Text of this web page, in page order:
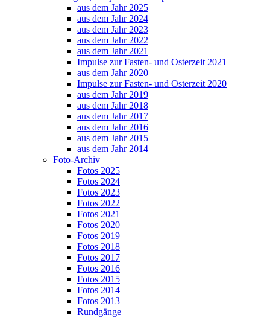
aus dem Jahr 2025
aus dem Jahr 2024
aus dem Jahr 2023
aus dem Jahr 2022
aus dem Jahr 2021
Impulse zur Fasten- und Osterzeit 2021
aus dem Jahr 2020
Impulse zur Fasten- und Osterzeit 2020
aus dem Jahr 2019
aus dem Jahr 2018
aus dem Jahr 2017
aus dem Jahr 2016
aus dem Jahr 2015
aus dem Jahr 2014
Foto-Archiv
Fotos 2025
Fotos 2024
Fotos 2023
Fotos 2022
Fotos 2021
Fotos 2020
Fotos 2019
Fotos 2018
Fotos 2017
Fotos 2016
Fotos 2015
Fotos 2014
Fotos 2013
Rundgänge